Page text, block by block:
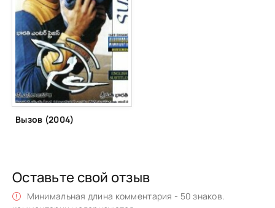
Вызов (2004)
Оставьте свой отзыв
Минимальная длина комментария - 50 знаков.